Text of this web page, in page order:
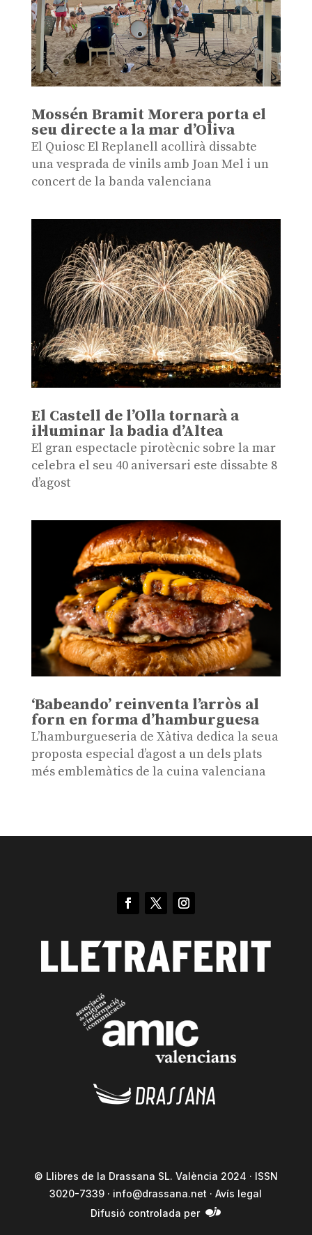
Mossén Bramit Morera porta el
seu directe a la mar d’Oliva
El Quiosc El Replanell acollirà dissabte
una vesprada de vinils amb Joan Mel i un
concert de la banda valenciana
El Castell de l’Olla tornarà a
il·luminar la badia d’Altea
El gran espectacle pirotècnic sobre la mar
celebra el seu 40 aniversari este dissabte 8
d’agost
‘Babeando’ reinventa l’arròs al
forn en forma d’hamburguesa
L’hamburgueseria de Xàtiva dedica la seua
proposta especial d’agost a un dels plats
més emblemàtics de la cuina valenciana
© Llibres de la Drassana SL. València 2024 · ISSN
3020-7339 · info@drassana.net ·Avís legal
Difusió controlada per